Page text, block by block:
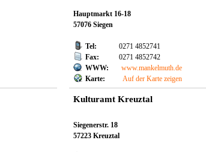
Hauptmarkt 16-18
57076 Siegen
Tel:
0271 4852741
Fax:
0271 4852742
WWW:
www.mankelmuth.de
Karte:
Auf der Karte zeigen
Kulturamt Kreuztal
Siegenerstr. 18
57223 Kreuztal